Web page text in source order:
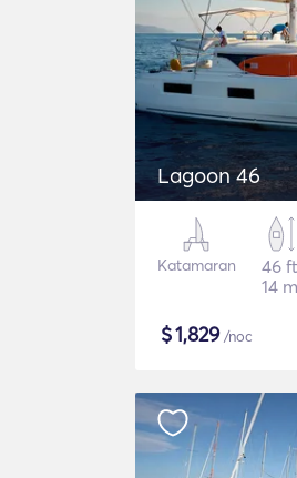
Lagoon 46
Katamaran
46 ft
14 m
$1,829/noc